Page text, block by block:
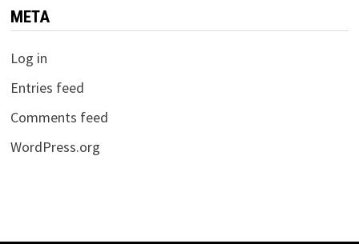
META
Log in
Entries feed
Comments feed
WordPress.org